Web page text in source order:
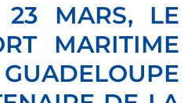
MARS, LE
MARITIME